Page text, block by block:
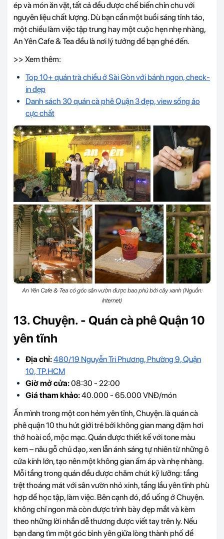
ép và món ăn vặt, tất cả đều được chế biến chỉn chu với
nguyên liệu chất lượng. Dù bạn cần một buổi sáng tỉnh táo,
một chiều làm việc tập trung hay một cuộc hẹn nhẹ nhàng,
An Yên Cafe & Tea đều là nơi lý tưởng để bạn ghé đến.
>> Xem thêm:
Top 10+ quán trà chiều ở Sài Gòn với bánh ngon, check-
in đẹp
Danh sách 30 quán cà phê Quận 3 đẹp, view sống ảo
cực chất
An Yên Cafe & Tea có góc sân vườn được bao phủ bởi cây xanh (Nguồn:
Internet)
13. Chuyện. - Quán cà phê Quận 10
yên tĩnh
Địa chỉ:480/19 Nguyễn Tri Phương, Phường 9, Quận
10, TP.HCM
Giờ mở cửa:08:30 - 22:00
Giá tham khảo:40.000 - 65.000 VNĐ/món
Ẩn mình trong một con hẻm yên tĩnh, Chuyện. là quán cà
phê quận 10 thu hút giới trẻ bởi không gian mang đậm hơi
thở hoài cổ, mộc mạc. Quán được thiết kế với tone màu
kem – nâu gỗ chủ đạo, xen lẫn ánh sáng tự nhiên từ những ô
cửa kính lớn, tạo nên một không gian ấm áp và nhẹ nhàng.
Mỗi tầng trong quán đều được chăm chút kỹ lưỡng: tầng
trệt thoáng mát với sân vườn nhỏ xinh, tầng lầu yên tĩnh phù
hợp để học tập, làm việc. Bên cạnh đó, đồ uống ở Chuyện.
không chỉ ngon mà còn được trình bày đẹp mắt và kèm
theo những lời nhắn dễ thương được viết tay trên ly. Nếu
bạn đang tìm một góc bình yên giữa lòng thành phố để